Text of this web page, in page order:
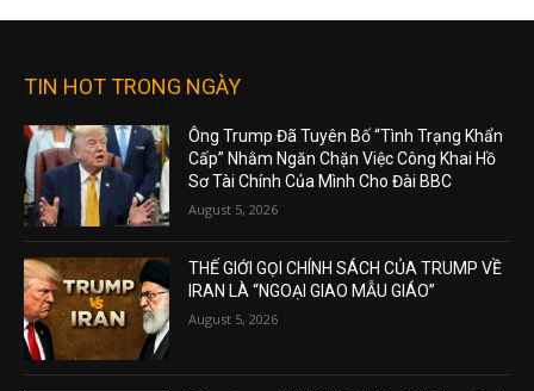
TIN HOT TRONG NGÀY
Ông Trump Đã Tuyên Bố “Tình Trạng Khẩn
Cấp” Nhằm Ngăn Chặn Việc Công Khai Hồ
Sơ Tài Chính Của Mình Cho Đài BBC
August 5, 2026
THẾ GIỚI GỌI CHÍNH SÁCH CỦA TRUMP VỀ
IRAN LÀ “NGOẠI GIAO MẪU GIÁO”
August 5, 2026